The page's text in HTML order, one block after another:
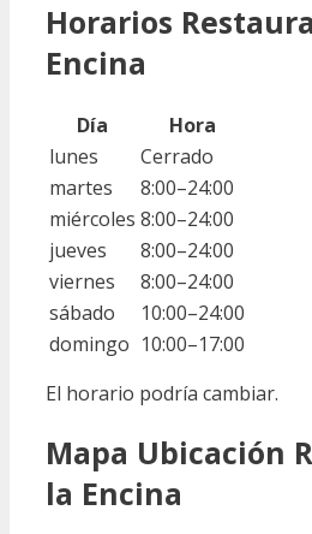
Horarios
Encina
Día
Hora
lunes
Cerrado
martes
8:00–24:00
miércoles 8:00–24:00
jueves
8:00–24:00
viernes
8:00–24:00
sábado
10:00–24:00
domingo 10:00–17:00
El horario podría cambiar.
Mapa Ubicación
la Encina